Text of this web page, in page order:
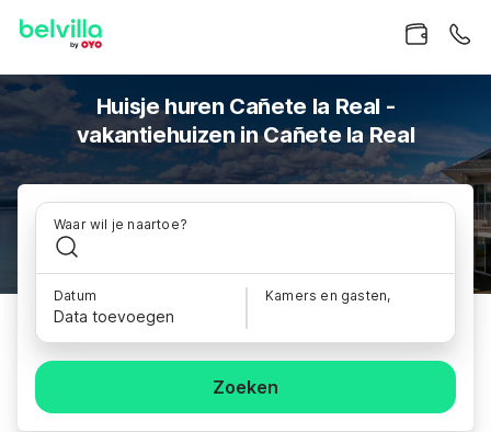
Huisje huren Cañete la Real -
vakantiehuizen in Cañete la Real
Waar wil je naartoe?
Datum
Data toevoegen
Kamers en gasten,
Zoeken